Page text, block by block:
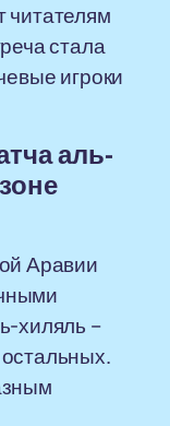
читателям
стала
игроки
аль-
Аравии
хиляль –